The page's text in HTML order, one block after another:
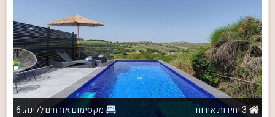
3 יחידות אירוח
מקסימום אורחים ללינה: 6